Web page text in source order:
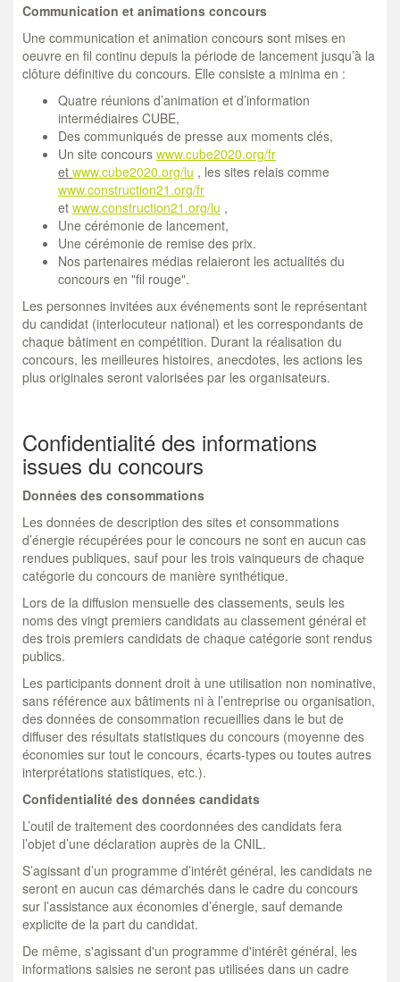
Communication et animations concours
Une communication et animation concours sont mises en
oeuvre en fil continu depuis la période de lancement jusqu’à la
clôture définitive du concours. Elle consiste a minima en :
Quatre réunions d’animation et d’information
intermédiaires CUBE,
Des communiqués de presse aux moments clés,
Un site concours www.cube2020.org/fr
et www.cube2020.org/lu , les sites relais comme
www.construction21.org/fr
et www.construction21.org/lu ,
Une cérémonie de lancement,
Une cérémonie de remise des prix.
Nos partenaires médias relaieront les actualités du
concours en "fil rouge".
Les personnes invitées aux événements sont le représentant
du candidat (interlocuteur national) et les correspondants de
chaque bâtiment en compétition. Durant la réalisation du
concours, les meilleures histoires, anecdotes, les actions les
plus originales seront valorisées par les organisateurs.
Confidentialité des informations
issues du concours
Données des consommations
Les données de description des sites et consommations
d’énergie récupérées pour le concours ne sont en aucun cas
rendues publiques, sauf pour les trois vainqueurs de chaque
catégorie du concours de manière synthétique.
Lors de la diffusion mensuelle des classements, seuls les
noms des vingt premiers candidats au classement général et
des trois premiers candidats de chaque catégorie sont rendus
publics.
Les participants donnent droit à une utilisation non nominative,
sans référence aux bâtiments ni à l’entreprise ou organisation,
des données de consommation recueillies dans le but de
diffuser des résultats statistiques du concours (moyenne des
économies sur tout le concours, écarts-types ou toutes autres
interprétations statistiques, etc.).
Confidentialité des données candidats
L’outil de traitement des coordonnées des candidats fera
l’objet d’une déclaration auprès de la CNIL.
S’agissant d’un programme d’intérêt général, les candidats ne
seront en aucun cas démarchés dans le cadre du concours
sur l’assistance aux économies d’énergie, sauf demande
explicite de la part du candidat.
De même, s'agissant d'un programme d'intérêt général, les
informations saisies ne seront pas utilisées dans un cadre